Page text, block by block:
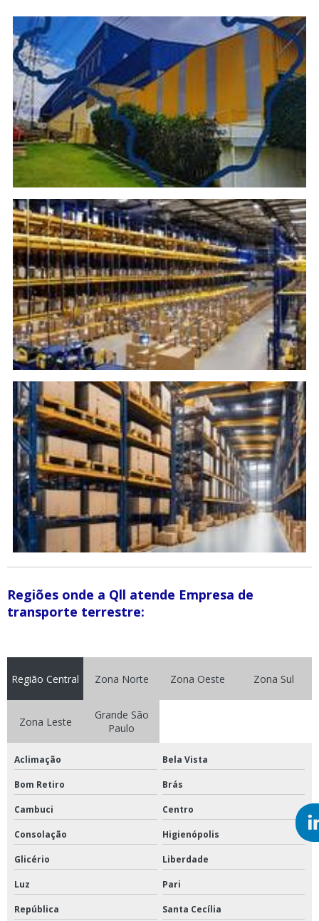
Regiões onde a Qll atende Empresa de
transporte terrestre:
Região Central Zona Norte Zona Oeste Zona Sul
Zona Leste
Grande São
Paulo
Aclimação Bela Vista
Bom Retiro Brás
Cambuci Centro
Consolação Higienópolis
Glicério Liberdade
Luz Pari
República Santa Cecília